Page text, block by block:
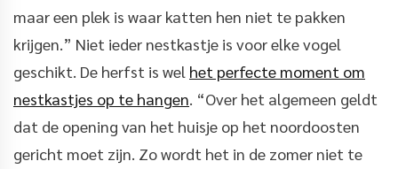
maar een plek is waar katten hen niet te pakken
krijgen.” Niet ieder nestkastje is voor elke vogel
geschikt. De herfst is wel het perfecte moment om
nestkastjes op te hangen . “Over het algemeen geldt
dat de opening van het huisje op het noordoosten
gericht moet zijn. Zo wordt het in de zomer niet te